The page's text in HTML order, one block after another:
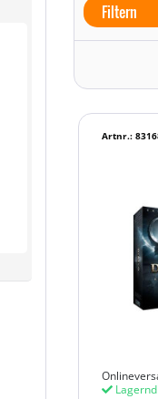
Filtern
Artnr.:
Lagernd